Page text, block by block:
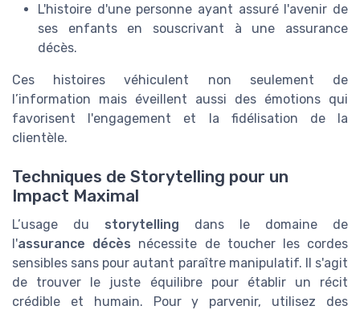
L'histoire d'une personne ayant assuré l'avenir de
ses enfants en souscrivant à une assurance
décès.
Ces histoires véhiculent non seulement de
l’information mais éveillent aussi des émotions qui
favorisent l'engagement et la fidélisation de la
clientèle.
Techniques de Storytelling pour un
Impact Maximal
L’usage du storytelling dans le domaine de
l'assurance décès nécessite de toucher les cordes
sensibles sans pour autant paraître manipulatif. Il s'agit
de trouver le juste équilibre pour établir un récit
crédible et humain. Pour y parvenir, utilisez des